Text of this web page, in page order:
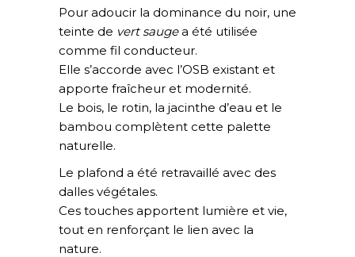
Pour adoucir la dominance du noir, une
teinte de vert saugea été utilisée
comme fil conducteur.
Elle s’accorde avec l’OSB existant et
apporte fraîcheur et modernité.
Le bois, le rotin, la jacinthe d’eau et le
bambou complètent cette palette
naturelle.
Le plafond a été retravaillé avec des
dalles végétales.
Ces touches apportent lumière et vie,
tout en renforçant le lien avec la
nature.